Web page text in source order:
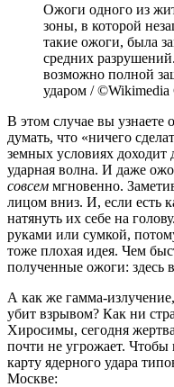
Ожоги одного из
зоны, в которой
такие ожоги, была
средних
возможно полной
ударом / ©Wikimedia
В этом случае вы
думать, что «ничего
земных условиях доходит
ударная волна. И даже
совсем мгновенно.
лицом вниз. И, если есть
натянуть их себе на
руками или сумкой,
тоже плохая идея. Чем
полученные ожоги: здесь
А как же гамма-
убит взрывом? Как ни
Хиросимы, сегодня
почти не угрожает. Чтобы
карту ядерного удара
Москве: